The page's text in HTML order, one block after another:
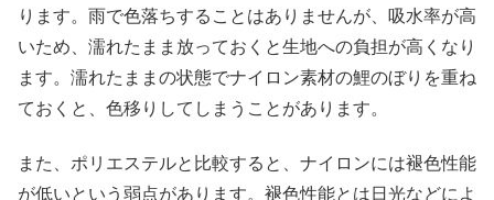
ります。雨で色落ちすることはありませんが、吸水率が高
いため、濡れたまま放っておくと生地への負担が高くなり
ます。濡れたままの状態でナイロン素材の鯉のぼりを重ね
ておくと、色移りしてしまうことがあります。
また、ポリエステルと比較すると、ナイロンには褪色性能
が低いという弱点があります。褪色性能とは日光などによ